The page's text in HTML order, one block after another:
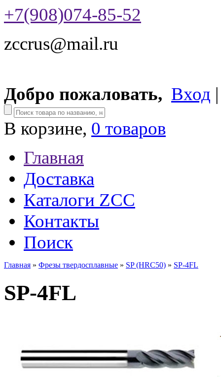
+7(908)074-85-52
zccrus@mail.ru
Добро пожаловать, Вход
В корзине, 0 товаров
Главная
Доставка
Каталоги ZCC
Контакты
Поиск
Главная » Фрезы твердосплавные » SP (HRC50) » SP-4FL
SP-4FL